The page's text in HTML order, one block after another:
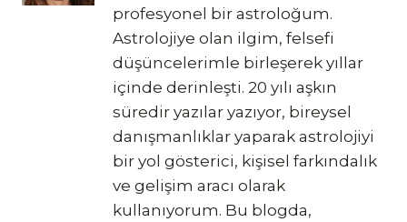
profesyonel bir astroloğum.
Astrolojiye olan ilgim, felsefi
düşüncelerimle birleşerek yıllar
içinde derinleşti. 20 yılı aşkın
süredir yazılar yazıyor, bireysel
danışmanlıklar yaparak astrolojiyi
bir yol gösterici, kişisel farkındalık
ve gelişim aracı olarak
kullanıyorum. Bu blogda,